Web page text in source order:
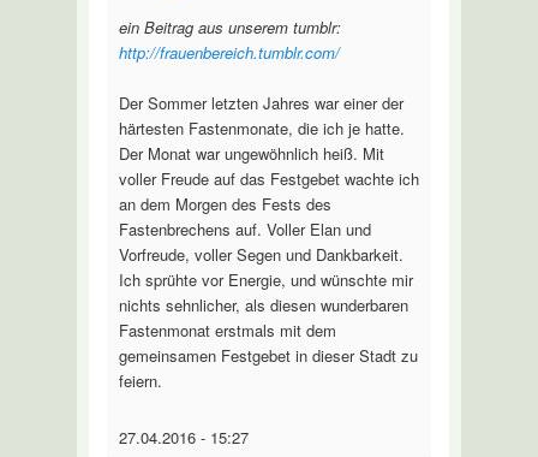
ein Beitrag aus unserem tumblr:
http://frauenbereich.tumblr.com/
Der Sommer letzten Jahres war einer der
härtesten Fastenmonate, die ich je hatte.
Der Monat war ungewöhnlich heiß. Mit
voller Freude auf das Festgebet wachte ich
an dem Morgen des Fests des
Fastenbrechens auf. Voller Elan und
Vorfreude, voller Segen und Dankbarkeit.
Ich sprühte vor Energie, und wünschte mir
nichts sehnlicher, als diesen wunderbaren
Fastenmonat erstmals mit dem
gemeinsamen Festgebet in dieser Stadt zu
feiern.
27.04.2016 - 15:27